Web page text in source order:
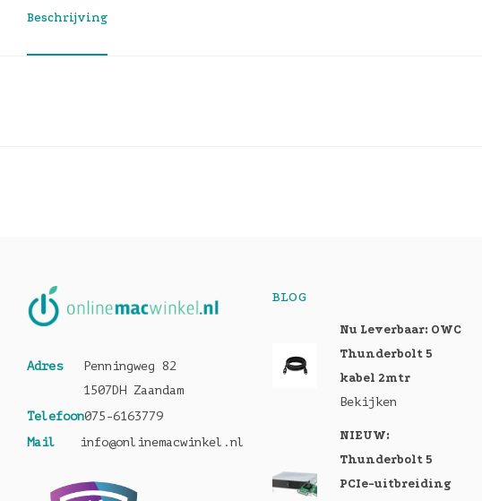
Beschrijving
Adres
Penningweg 82
1507DH Zaandam
Telefoon075-6163779
Mail
info@onlinemacwinkel.nl
BLOG
Nu Leverbaar: OWC
Thunderbolt 5
kabel 2mtr
Bekijken
NIEUW:
Thunderbolt 5
PCIe-uitbreiding